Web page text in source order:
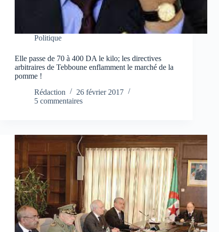
Politique
Elle passe de 70 à 400 DA le kilo; les directives
arbitraires de Tebboune enflamment le marché de la
pomme !
Rédaction
26 février 2017
5 commentaires